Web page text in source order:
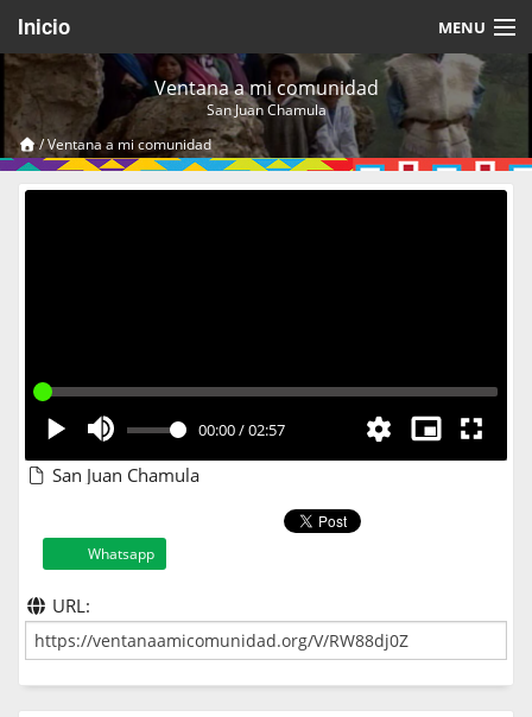
Inicio MENU
Acerca de
Videos Temáticos
Cerrar Sesión
Ventana a mi comunidad
San Juan Chamula
/Ventana a mi comunidad
00:00/02:57
San Juan Chamula
Whatsapp
URL: